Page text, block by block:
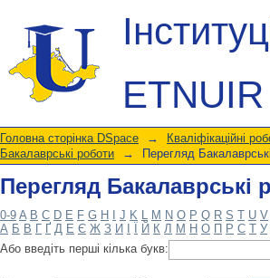
ETNUIR
Перегляд
Головна сторінка DSpace → Кваліфікаційні
Бакалаврські роботи
→ Перегляд
Перегляд Бакалаврські
0-9 A B C D E F G H J K L M N O P Q R S T U V
А Б В Г Ґ Д Е Є Ж З И Й К Л М Н О П Р С Т У
Або введіть перші кілька букв: